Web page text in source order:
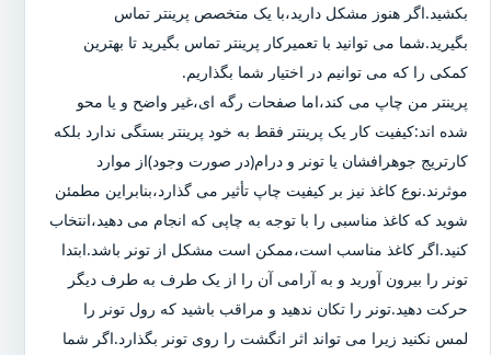
بکشید.اگر هنوز مشکل دارید،با یک متخصص پرینتر تماس
بگیرید.شما می توانید با تعمیرکار پرینتر تماس بگیرید تا بهترین
کمکی را که می توانیم در اختیار شما بگذاریم.
پرینتر من چاپ می کند،اما صفحات رگه ای،غیر واضح و یا محو
شده اند:کیفیت کار یک پرینتر فقط به خود پرینتر بستگی ندارد بلکه
کارتریج جوهرافشان یا تونر و درام(در صورت وجود)از موارد
موثرند.نوع کاغذ نیز بر کیفیت چاپ تأثیر می گذارد،بنابراین مطمئن
شوید که کاغذ مناسبی را با توجه به چاپی که انجام می دهید،انتخاب
کنید.اگر کاغذ مناسب است،ممکن است مشکل از تونر باشد.ابتدا
تونر را بیرون آورید و به آرامی آن را از یک طرف به طرف دیگر
حرکت دهید.تونر را تکان ندهید و مراقب باشید که رول تونر را
لمس نکنید زیرا می تواند اثر انگشت را روی تونر بگذارد.اگر شما